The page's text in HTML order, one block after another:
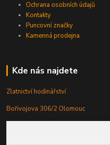
Ochrana osobních údajů
Kontakty
Puncovní značky
Kamenná prodejna
Kde nás najdete
Zlatnictví hodinářství
Bořivojova 306/2 Olomouc